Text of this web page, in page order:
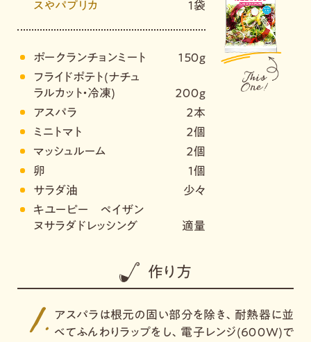
スやパプリカ
1袋
ポークランチョンミート
１５０ｇ
フライドポテト(ナチュ
ラルカット・冷凍)
２００ｇ
アスパラ
２本
ミニトマト
２個
マッシュルーム
２個
卵
1個
サラダ油
少々
キユーピー ペイザン
ヌサラダドレッシング
適量
作り方
アスパラは根元の固い部分を除き、耐熱器に並
べてふんわりラップをし、電子レンジ(６００W)で